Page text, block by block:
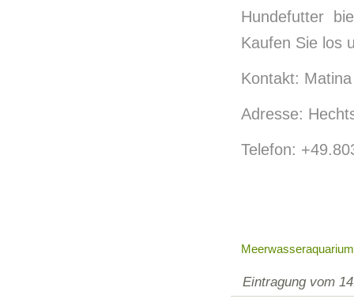
Hundefutter
Kaufen Sie los
Kontakt:
Adresse:
Telefon:
Eintragung vom